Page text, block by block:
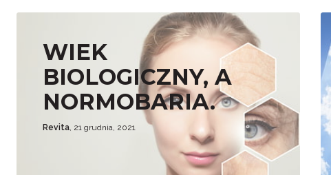
WIEK
BIOLOGICZNY, A
NORMOBARIA.
Revita, 21 grudnia, 2021